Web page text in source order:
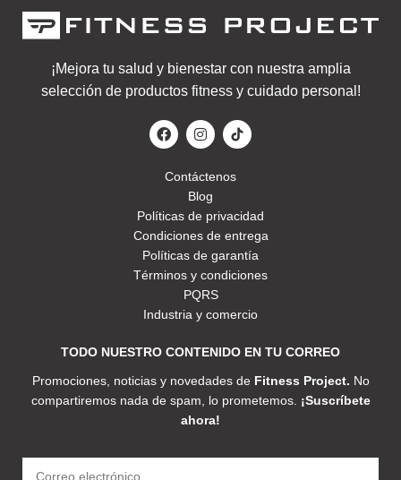
¡Mejora tu salud y bienestar con nuestra amplia
selección de productos fitness y cuidado personal!
Contáctenos
Blog
Políticas de privacidad
Condiciones de entrega
Políticas de garantía
Términos y condiciones
PQRS
Industria y comercio
TODO NUESTRO CONTENIDO EN TU CORREO
Promociones, noticias y novedades de Fitness Project. No
compartiremos nada de spam, lo prometemos. ¡Suscríbete
ahora!